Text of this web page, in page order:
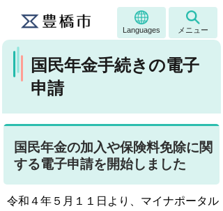
Languages メニュー
国民年金手続きの電子
申請
国民年金の加入や保険料免除に関
する電子申請を開始しました
令和４年５月１１日より、マイナポータル